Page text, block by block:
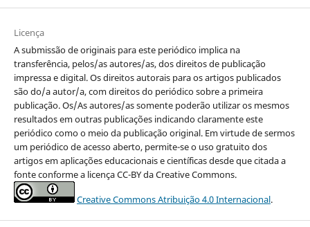
Licença
A submissão de originais para este periódico implica na
transferência, pelos/as autores/as, dos direitos de publicação
impressa e digital. Os direitos autorais para os artigos publicados
são do/a autor/a, com direitos do periódico sobre a primeira
publicação. Os/As autores/as somente poderão utilizar os mesmos
resultados em outras publicações indicando claramente este
periódico como o meio da publicação original. Em virtude de sermos
um periódico de acesso aberto, permite-se o uso gratuito dos
artigos em aplicações educacionais e científicas desde que citada a
fonte conforme a licença CC-BY da Creative Commons.
Creative Commons Atribuição 4.0 Internacional.